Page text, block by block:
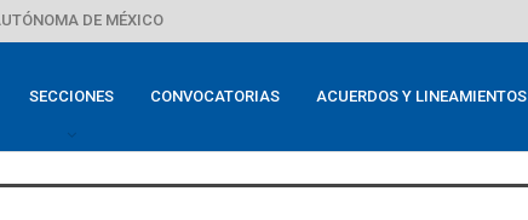
DE MÉXICO
SECCIONES CONVOCATORIAS ACUERDOS Y LINEAMIENTOS